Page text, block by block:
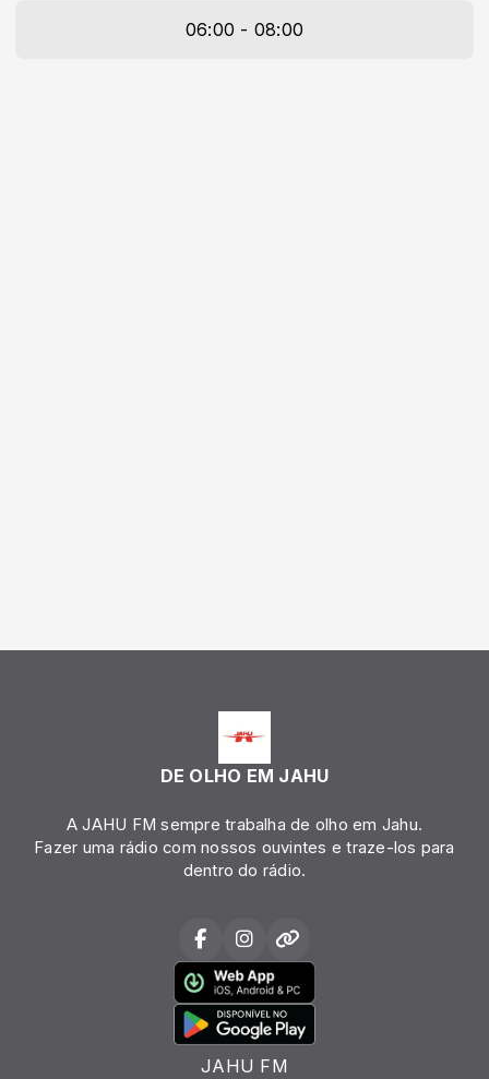
06:00 - 08:00
DE OLHO EM JAHU
A JAHU FM sempre trabalha de olho em Jahu.
Fazer uma rádio com nossos ouvintes e traze-los para
dentro do rádio.
JAHU FM